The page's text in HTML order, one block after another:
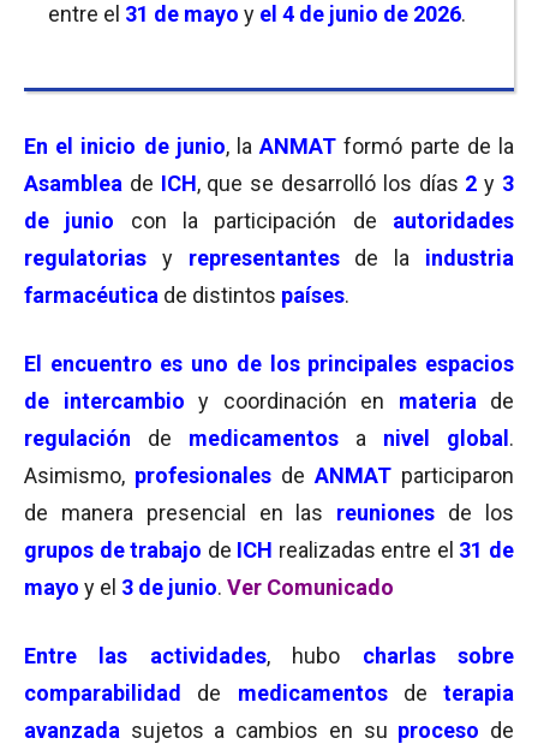
entre el 31 de mayo y el 4 de junio de 2026.
En el inicio de junio, laANMAT formó parte de la
Asamblea de ICH, que se desarrolló los días 2y 3
de junio con la participación de autoridades
regulatorias y representantesde la industria
farmacéutica de distintos países.
El encuentro es uno de los principales espacios
de intercambio y coordinación en materia de
regulación de medicamentos a nivel global .
Asimismo, profesionales de ANMAT participaron
de manera presencial en las reuniones de los
grupos de trabajo de ICH realizadas entre el 31 de
mayo y el 3 de junio. Ver Comunicado
Entre las actividades, hubo charlas sobre
comparabilidad de medicamentosde terapia
avanzada sujetos a cambios en su proceso de